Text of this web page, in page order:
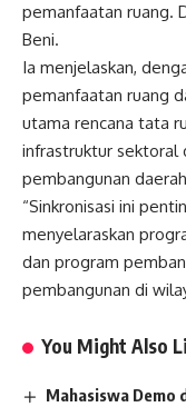
pemanfaatan ruang.
Beni.
Ia menjelaskan,
pemanfaatan ruang
utama rencana tata
infrastruktur sektoral
pembangunan
“Sinkronisasi ini
menyelaraskan
dan program
pembangunan di
You Might Also
Mahasiswa Demo